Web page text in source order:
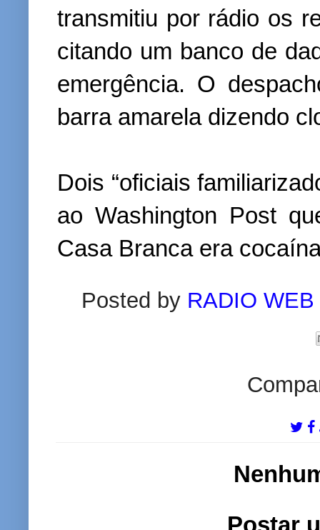
transmitiu por rádio os
citando um banco de
emergência. O
barra amarela dizendo
Dois “oficiais
ao Washington Post
Casa Branca era
Posted by RADIO
Postar